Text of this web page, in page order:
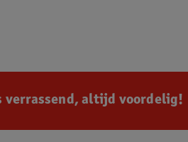
verrassend, altijd voordelig!